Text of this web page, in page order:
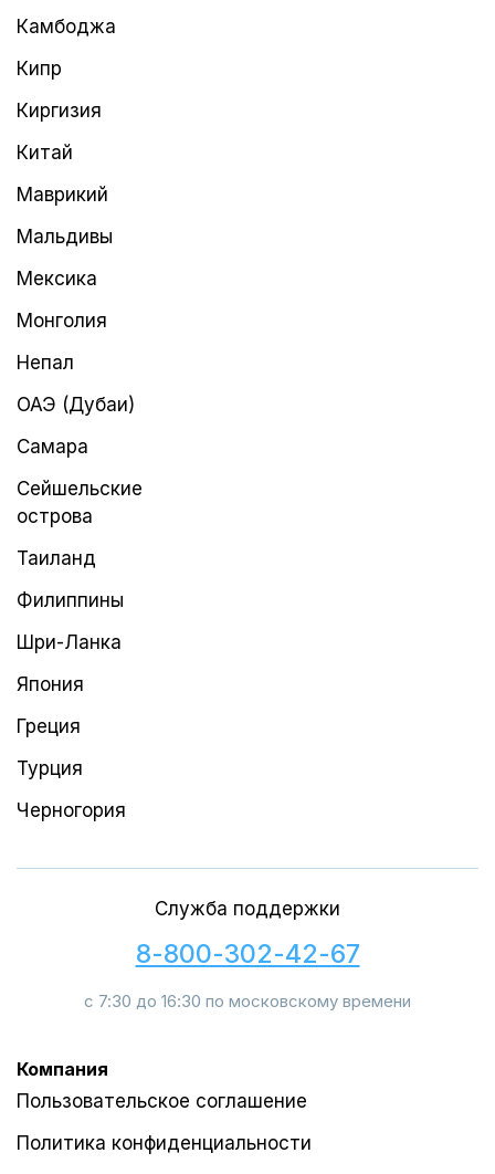
Служба поддержки
8-800-302-42-67
с 7:30 до 16:30 по московскому времени
Камбоджа
Кипр
Киргизия
Китай
Маврикий
Мальдивы
Мексика
Монголия
Непал
ОАЭ (Дубаи)
Самара
Сейшельские
острова
Таиланд
Филиппины
Шри-Ланка
Япония
Греция
Турция
Черногория
Компания
Пользовательское соглашение
Политика конфиденциальности